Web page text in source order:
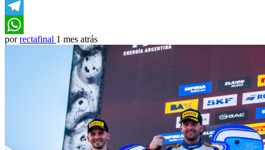
Email
Telegram
WhatsApp
por rectafinal 1 mes atrás